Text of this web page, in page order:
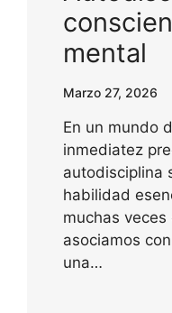
mental
Marzo 27, 2026
En un mundo
inmediatez
autodisciplina
habilidad
muchas
asociamos
una…